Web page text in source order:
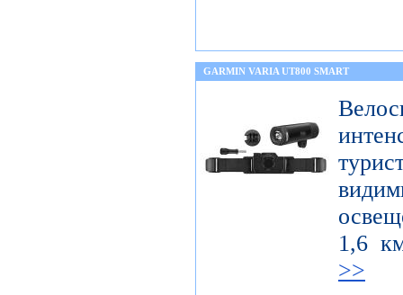
GARMIN VARIA UT800 SMART
1,6
>>